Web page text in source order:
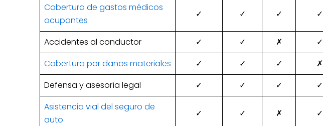
Cobertura de gastos médicos
ocupantes
✓ ✓ ✓ ✓
Accidentes al conductor ✓ ✓ ✗ ✓
Cobertura por daños materiales
✓ ✓ ✓ ✗
Defensa y asesoría legal
✓ ✓ ✓ ✓
Asistencia vial del seguro de
auto
✓ ✓ ✗ ✓